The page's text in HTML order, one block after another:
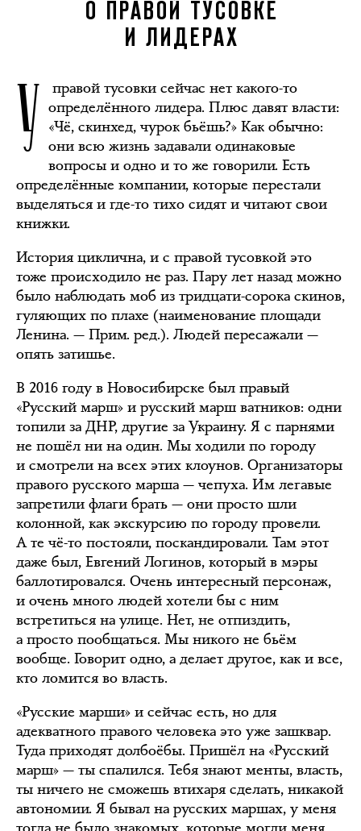
О ПРАВОЙ ТУСОВКЕ
И ЛИДЕРАХ
У
правой тусовки сейчас нет какого-то
определённого лидера. Плюс давят власти:
«Чё, скинхед, чурок бьёшь?» Как обычно:
они всю жизнь задавали одинаковые
вопросы и одно и то же говорили. Есть
определённые компании, которые перестали
выделяться и где-то тихо сидят и читают свои
книжки.
История циклична, и с правой тусовкой это
тоже происходило не раз. Пару лет назад можно
было наблюдать моб из тридцати-сорока скинов,
гуляющих по плахе (наименование площади
Ленина. — Прим. ред.). Людей пересажали —
опять затишье.
В 2016 году в Новосибирске был правый
«Русский марш» и русский марш ватников: одни
топили за ДНР, другие за Украину. Я с парнями
не пошёл ни на один. Мы ходили по городу
и смотрели на всех этих клоунов. Организаторы
правого русского марша — чепуха. Им легавые
запретили флаги брать — они просто шли
колонной, как экскурсию по городу провели.
А те чё-то постояли, поскандировали. Там этот
даже был, Евгений Логинов, который в мэры
баллотировался. Очень интересный персонаж,
и очень много людей хотели бы с ним
встретиться на улице. Нет, не отпиздить,
а просто пообщаться. Мы никого не бьём
вообще. Говорит одно, а делает другое, как и все,
кто ломится во власть.
«Русские марши» и сейчас есть, но для
адекватного правого человека это уже зашквар.
Туда приходят долбоёбы. Пришёл на «Русский
марш» — ты спалился. Тебя знают менты, власть,
ты ничего не сможешь втихаря сделать, никакой
автономии. Я бывал на русских маршах, у меня